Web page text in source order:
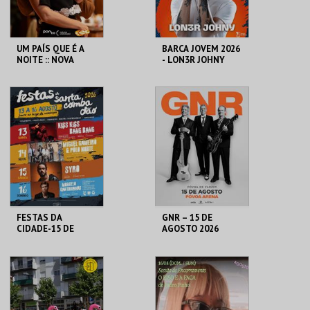
UM PAÍS QUE É A
NOITE :: NOVA
PONTO C
MAIS INFO
COMPRAR
BARCA JOVEM 2026
- LON3R JOHNY
ESPAÇO AR LIVRE
MAIS INFO
COMPRAR
FESTAS DA
CIDADE-15 DE
C.C. DE SANTA
COMBA DÃO
MAIS INFO
GNR – 15 DE
AGOSTO 2026
PÓVOA ARENA.
MAIS INFO